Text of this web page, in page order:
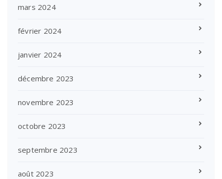
mars 2024
février 2024
janvier 2024
décembre 2023
novembre 2023
octobre 2023
septembre 2023
août 2023